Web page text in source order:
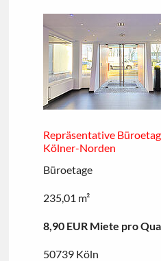
Repräsentative
Kölner-Norden
Büroetage
235,01 m²
8,90 EUR Miete pro
50739 Köln